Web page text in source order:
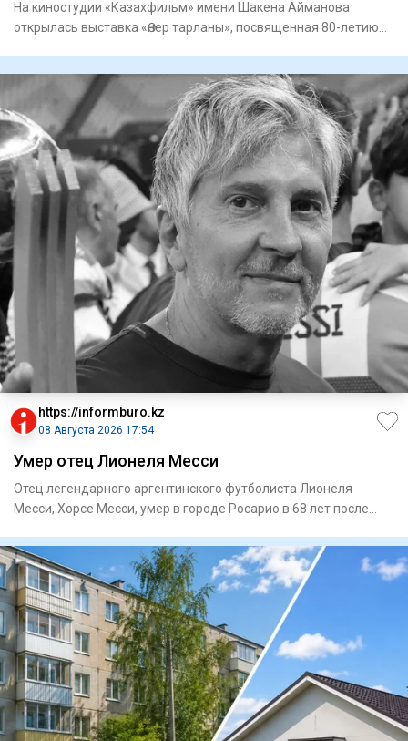
На киностудии «Казахфильм» имени Шакена Айманова
открылась выставка «Өнер тарланы», посвященная 80-летию
https://informburo.kz
08 Августа 2026 17:54
Умер отец Лионеля Месси
Отец легендарного аргентинского футболиста Лионеля
Месси, Хорсе Месси, умер в городе Росарио в 68 лет после